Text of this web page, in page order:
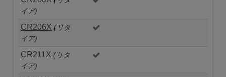
イア)
CR206X (リタ
イア)
CR211X (リタ
イア)